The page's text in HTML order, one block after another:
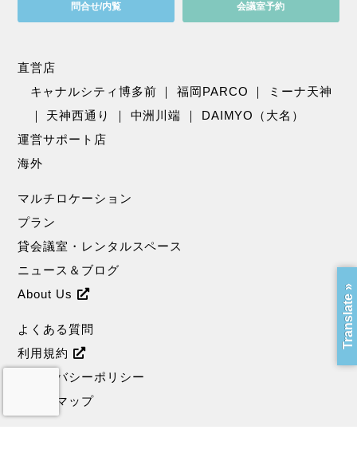
問合せ/内覧 会議室予約
直営店
キャナルシティ博多前 ｜福岡PARCO ｜
ミーナ天神
｜ 天神西通り ｜ 中洲川端 ｜ DAIMYO（大名）
運営サポート店
海外
マルチロケーション
プラン
貸会議室・レンタルスペース
ニュース＆ブログ
About Us
よくある質問
利用規約
プライバシーポリシー
サイトマップ
Translate »